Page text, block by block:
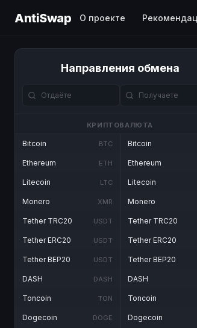
AntiSwap О проекте
Направления обмена
КРИПТОВАЛЮТА
Bitcoin BTC
Ethereum ETH
Litecoin LTC
Monero XMR
Tether TRC20 USDT
Tether ERC20 USDT
Tether BEP20 USDT
DASH DASH
Toncoin TON
Dogecoin DOGE
Bitcoin
Ethereum
Litecoin
Monero
Tether TRC20
Tether ERC20
Tether BEP20
DASH
Toncoin
Dogecoin